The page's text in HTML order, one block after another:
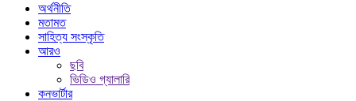
অর্থনীতি
মতামত
সাহিত্য সংস্কৃতি
আরও
ছবি
ভিডিও গ্যালারি
কনভার্টার